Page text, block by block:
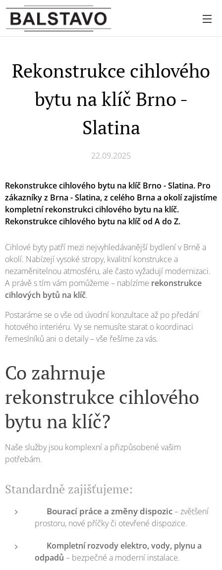
Rekonstrukce cihlového
bytu na klíč Brno -
Slatina
22.09.2025
Rekonstrukce cihlového bytu na klíč Brno - Slatina. Pro
zákazníky z Brna - Slatina, z celého Brna a okolí zajistíme
kompletní rekonstrukci cihlového bytu na klíč.
Rekonstrukce cihlového bytu na klíč od A do Z.
Cihlové byty patří mezi nejvyhledávanější bydlení v Brně a
okolí. Nabízejí vysoké stropy, kvalitní konstrukce a
nezaměnitelnou atmosféru, ale často vyžadují modernizaci.
A právě s tím vám pomůžeme – nabízíme rekonstrukce
cihlových bytů na klíč.
Postaráme se o vše od úvodní konzultace až po předání
hotového interiéru. Vy se nemusíte starat o koordinaci
řemeslníků ani o detaily – vše řešíme za vás.
Co zahrnuje
rekonstrukce cihlového
bytu na klíč?
Naše služby jsou komplexní a přizpůsobené vašim
potřebám.
Standardně zajišťujeme:
Bourací práce a změny dispozic– zvětšení
prostoru, nové příčky či otevřené dispozice.
Kompletní rozvody elektro, vody, plynu a
odpadů – bezpečné a moderní instalace.